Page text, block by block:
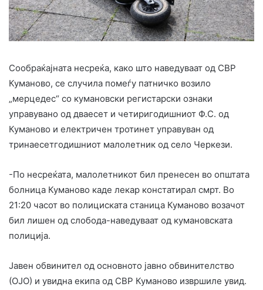
Сообраќајната несреќа, како што наведуваат од СВР
Куманово, се случила помеѓу патничко возило
„мерцедес“ со кумановски регистарски ознаки
управувано од дваесет и четиригодишниот Ф.С. од
Куманово и електричен тротинет управуван од
тринаесетгодишниот малолетник од село Черкези.
-По несреќата, малолетникот бил пренесен во општата
болница Куманово каде лекар констатирал смрт. Во
21:20 часот во полициската станица Куманово возачот
бил лишен од слобода-наведуваат од кумановската
полиција.
Јавен обвинител од основното јавно обвинителство
(ОЈО) и увидна екипа од СВР Куманово извршиле увид.